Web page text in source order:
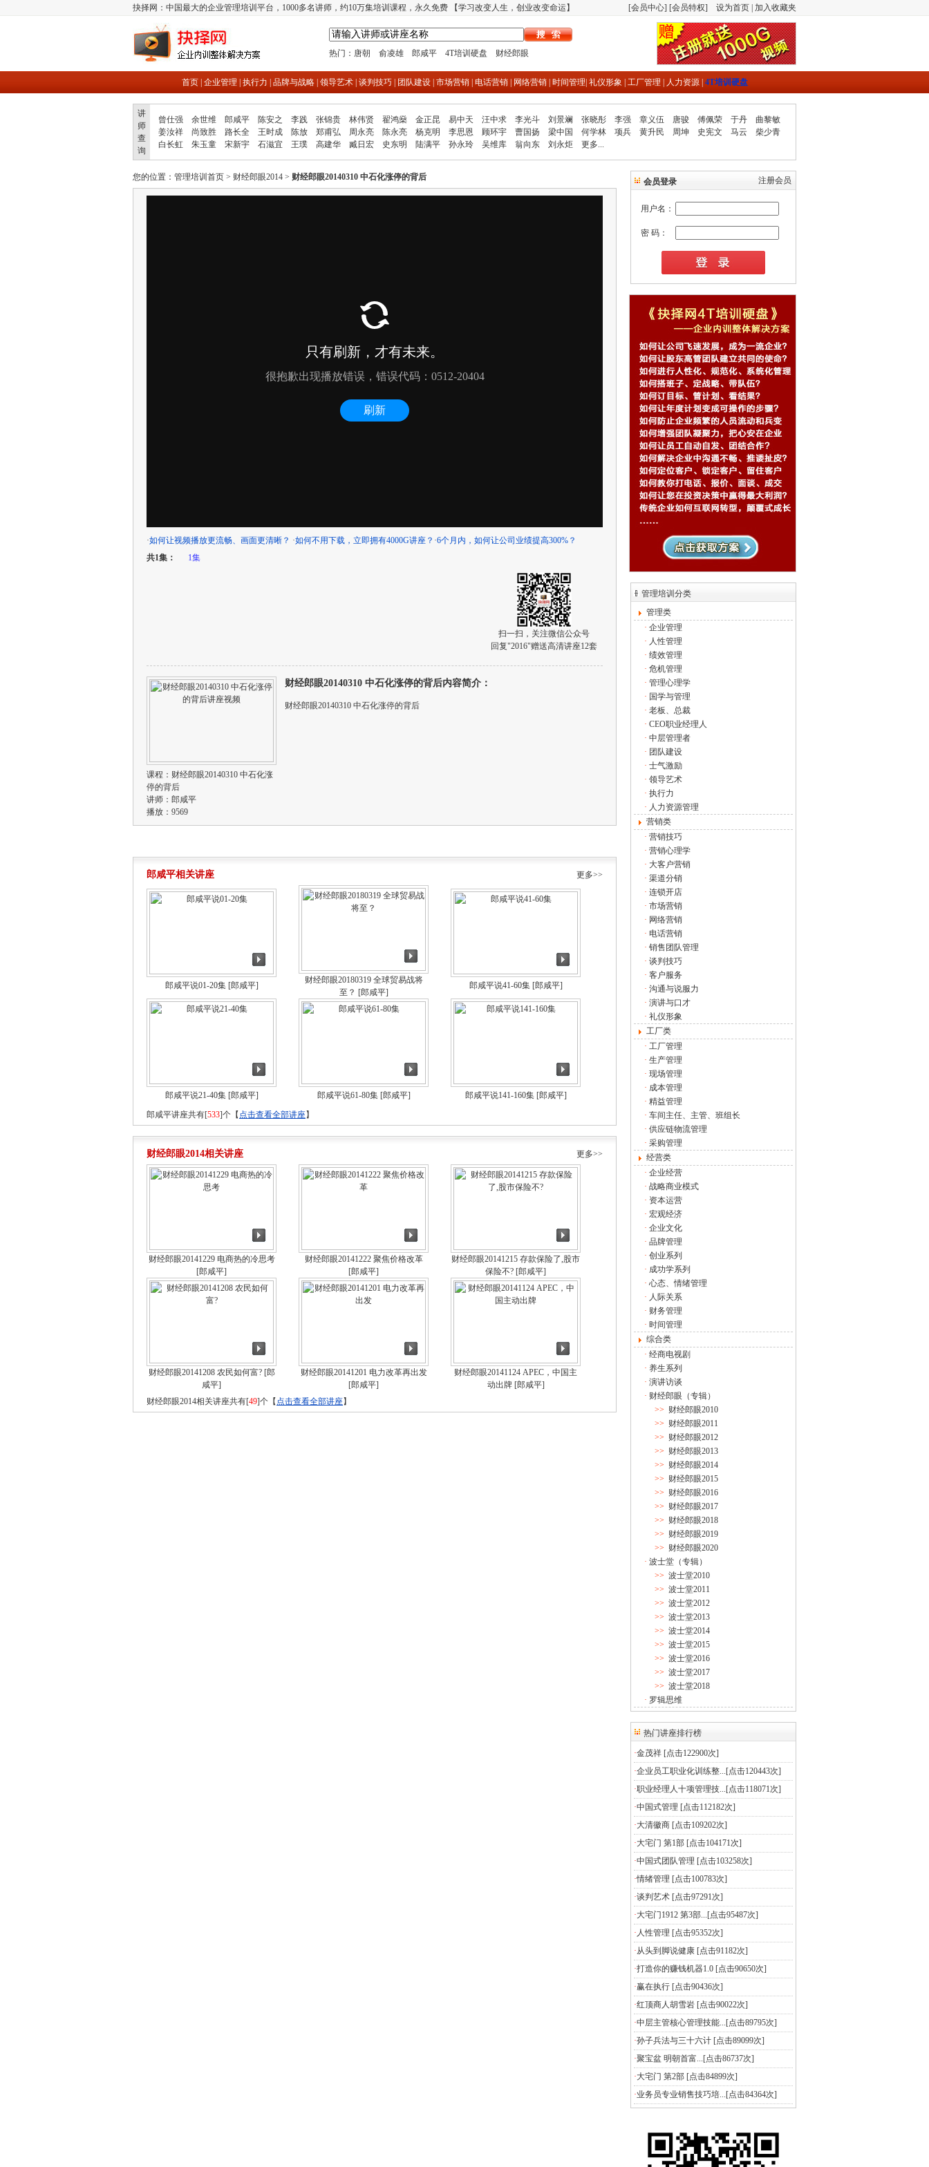
抉择网：中国最大的企业管理培训平台，1000多名讲师，约10万集培训课程，永久免费 【学习改变人生，创业改变命运】 [会员中心] [会员特权] 设为首页 加入收藏夹
热门： 唐朝 俞凌雄 郎咸平 4T培训硬盘 财经郎眼
首页| 企业管理 执行力 品牌与战略| 领导艺术| 谈判技巧| 团队建设| 市场营销| 电话营销| 网络营销| 时间管理 礼仪形象 工厂管理 人力资源| 4T培训硬盘
讲
师
查
询
曾仕强 余世维 郎咸平 陈安之 李践 张锦贵 林伟贤 翟鸿燊 金正昆 易中天 汪中求 李光斗 刘景斓 张晓彤 李强 章义伍 唐骏 傅佩荣 于丹
曲黎敏
姜汝祥
尚致胜 路长全 王时成 陈放 郑甫弘 周永亮 陈永亮 杨克明 李思恩 顾环宇 曹国扬 梁中国 何学林 项兵 黄升民 周坤 史宪文 马云
柴少青
白长虹
朱玉童 宋新宇 石滋宜 王璞 高建华 臧日宏 史东明 陆满平 孙永玲 吴维库 翁向东 刘永炬 更多...
您的位置： 管理培训首页 > 财经郎眼2014 > 财经郎眼20140310 中石化涨停的背后
·如何让视频播放更流畅、画面更清晰？ ·如何不用下载，立即拥有4000G讲座？ ·6个月内，如何让公司业绩提高300%？
共1集：
1集
扫一扫，关注微信公众号
回复"2016"赠送高清讲座12套
课程： 财经郎眼20140310 中石化涨
停的背后
讲师： 郎咸平
播放：9569
财经郎眼20140310 中石化涨停的背后内容简介：
财经郎眼20140310 中石化涨停的背后
郎咸平相关讲座 更多>>
郎咸平说01-20集[郎咸平]
财经郎眼20180319 全球贸易战将
至？ [郎咸平]
郎咸平说41-60集[郎咸平]
郎咸平说21-40集[郎咸平] 郎咸平说61-80集[郎咸平] 郎咸平说141-160集[郎咸平]
郎咸平讲座共有[533]个【 点击查看全部讲座】
财经郎眼2014相关讲座 更多>>
财经郎眼20141229 电商热的冷思考
[郎咸平]
财经郎眼20141222 聚焦价格改革
[郎咸平]
财经郎眼20141215 存款保险了,股市
保险不? [郎咸平]
财经郎眼20141208 农民如何富?[郎
咸平]
财经郎眼20141201 电力改革再出发
[郎咸平]
财经郎眼20141124 APEC，中国主
动出牌[郎咸平]
财经郎眼2014相关讲座共有[49]个【 点击查看全部讲座】
会员登录 注册会员
用户名：
密 码：
管理培训分类
管理类
· 企业管理
· 人性管理
· 绩效管理
· 危机管理
· 管理心理学
· 国学与管理
· 老板、总裁
· CEO职业经理人
· 中层管理者
· 团队建设
· 士气激励
· 领导艺术
· 执行力
· 人力资源管理
营销类
· 营销技巧
· 营销心理学
· 大客户营销
· 渠道分销
· 连锁开店
· 市场营销
· 网络营销
· 电话营销
· 销售团队管理
· 谈判技巧
· 客户服务
· 沟通与说服力
· 演讲与口才
· 礼仪形象
工厂类
· 工厂管理
· 生产管理
· 现场管理
· 成本管理
· 精益管理
· 车间主任、主管、班组长
· 供应链物流管理
· 采购管理
经营类
· 企业经营
· 战略商业模式
· 资本运营
· 宏观经济
· 企业文化
· 品牌管理
· 创业系列
· 成功学系列
· 心态、情绪管理
· 人际关系
· 财务管理
· 时间管理
综合类
· 经商电视剧
· 养生系列
· 演讲访谈
· 财经郎眼（专辑）
>> 财经郎眼2010
>> 财经郎眼2011
>> 财经郎眼2012
>> 财经郎眼2013
>> 财经郎眼2014
>> 财经郎眼2015
>> 财经郎眼2016
>> 财经郎眼2017
>> 财经郎眼2018
>> 财经郎眼2019
>> 财经郎眼2020
· 波士堂（专辑）
>> 波士堂2010
>> 波士堂2011
>> 波士堂2012
>> 波士堂2013
>> 波士堂2014
>> 波士堂2015
>> 波士堂2016
>> 波士堂2017
>> 波士堂2018
· 罗辑思维
热门讲座排行榜
·金茂祥 [点击122900次]
·企业员工职业化训练整...[点击120443次]
·职业经理人十项管理技...[点击118071次]
·中国式管理 [点击112182次]
·大清徽商 [点击109202次]
·大宅门 第1部 [点击104171次]
·中国式团队管理 [点击103258次]
·情绪管理 [点击100783次]
·谈判艺术 [点击97291次]
·大宅门1912 第3部...[点击95487次]
· 人性管理 [点击95352次]
·从头到脚说健康 [点击91182次]
·打造你的赚钱机器1.0 [点击90650次]
·赢在执行 [点击90436次]
·红顶商人胡雪岩 [点击90022次]
·中层主管核心管理技能...[点击89795次]
·孙子兵法与三十六计 [点击89099次]
·聚宝盆 明朝首富...[点击86737次]
·大宅门 第2部 [点击84899次]
·业务员专业销售技巧培...[点击84364次]